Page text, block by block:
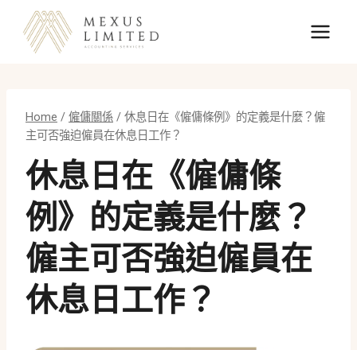
content
Home / 僱傭關係 / 休息日在《僱傭條例》的定義是什麼？僱
主可否強迫僱員在休息日工作？
休息日在《僱傭條
例》的定義是什麼？
僱主可否強迫僱員在
休息日工作？